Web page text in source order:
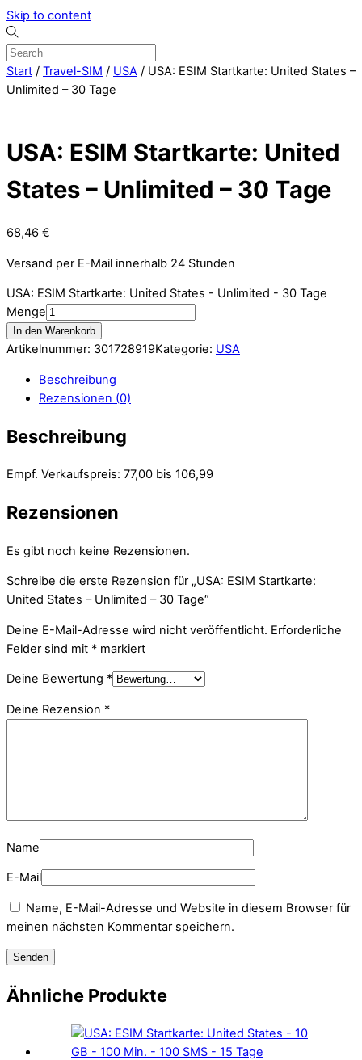
Skip to content
Start / Travel-SIM / USA / USA: ESIM Startkarte: United States –
Unlimited – 30 Tage
USA: ESIM Startkarte: United
States – Unlimited – 30 Tage
68,46 €
Versand per E-Mail innerhalb 24 Stunden
USA: ESIM Startkarte: United States - Unlimited - 30 Tage
Menge
In den Warenkorb
Artikelnummer: 301728919Kategorie: USA
Beschreibung
Rezensionen (0)
Beschreibung
Empf. Verkaufspreis: 77,00 bis 106,99
Rezensionen
Es gibt noch keine Rezensionen.
Schreibe die erste Rezension für „USA: ESIM Startkarte:
United States – Unlimited – 30 Tage“
Deine E-Mail-Adresse wird nicht veröffentlicht. Erforderliche
Felder sind mit * markiert
Deine Bewertung *
Deine Rezension *
Name
E-Mail
Name, E-Mail-Adresse und Website in diesem Browser für
meinen nächsten Kommentar speichern.
Ähnliche Produkte